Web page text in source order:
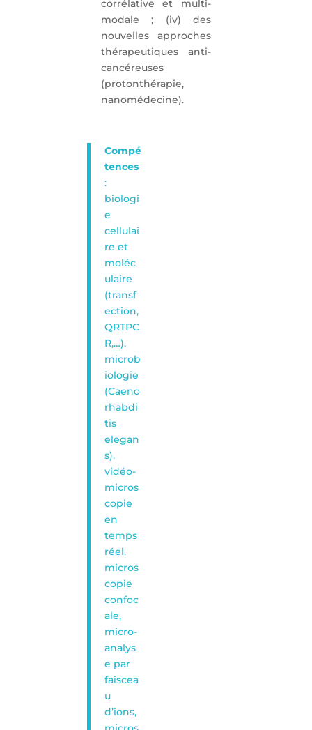
corrélative et multi-
modale ; (iv) des
nouvelles approches
thérapeutiques anti-
cancéreuses
(protonthérapie,
nanomédecine).
Compé
tences
:
biologi
e
cellulai
re et
moléc
ulaire
(transf
ection,
QRTPC
R,…),
microb
iologie
(Caeno
rhabdi
tis
elegan
s),
vidéo-
micros
copie
en
temps
réel,
micros
copie
confoc
ale,
micro-
analys
e par
faiscea
u
d’ions,